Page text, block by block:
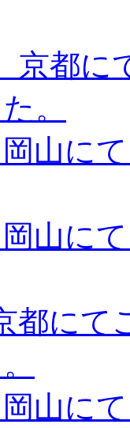
京都に
。
山に
山に
都にて
山に